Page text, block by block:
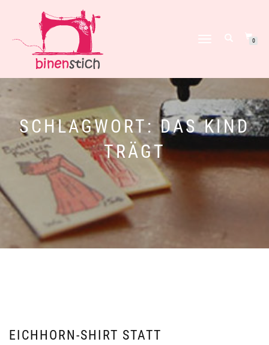
0
SCHLAGWORT:DAS KIND
TRÄGT
EICHHORN-SHIRT STATT